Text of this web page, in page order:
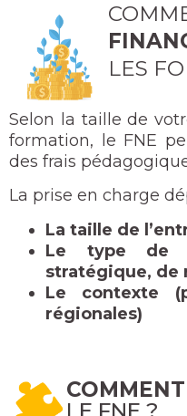
LES
Selon la taille de
formation, le FNE
des frais
La prise en charge
La taille de
Le type de
stratégique, de
Le contexte
régionales)
COMMENT
LE FNE ?